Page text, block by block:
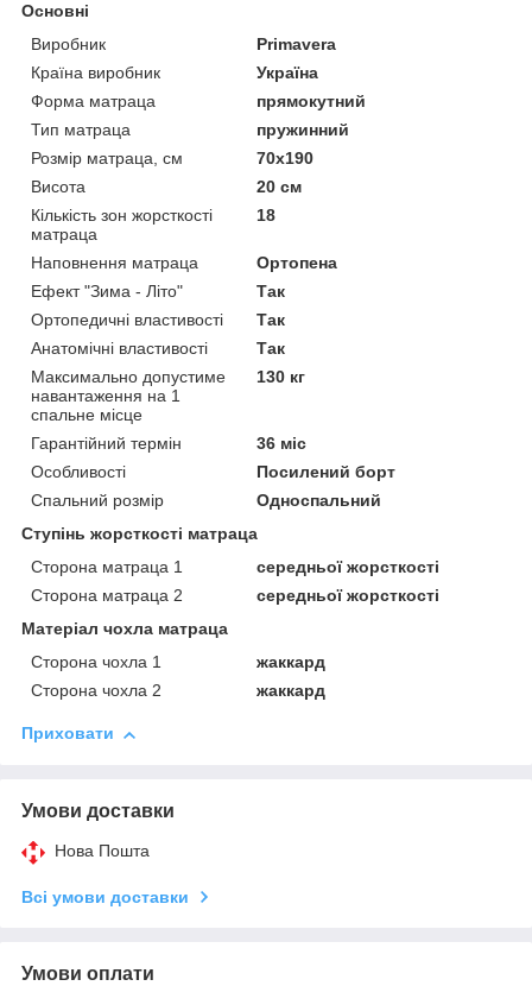
Основні
Виробник
Primavera
Країна виробник
Україна
Форма матраца
прямокутний
Тип матраца
пружинний
Розмір матраца, см
70х190
Висота
20 см
Кількість зон жорсткості
матраца
18
Наповнення матраца
Ортопена
Ефект "Зима - Літо"
Так
Ортопедичні властивості
Так
Анатомічні властивості
Так
Максимально допустиме
навантаження на 1
спальне місце
130 кг
Гарантійний термін
36 міс
Особливості
Посилений борт
Спальний розмір
Односпальний
Ступінь жорсткості матраца
Сторона матраца 1
середньої жорсткості
Сторона матраца 2
середньої жорсткості
Матеріал чохла матраца
Сторона чохла 1
жаккард
Сторона чохла 2
жаккард
Приховати
Умови доставки
Нова Пошта
Всі умови доставки
Умови оплати